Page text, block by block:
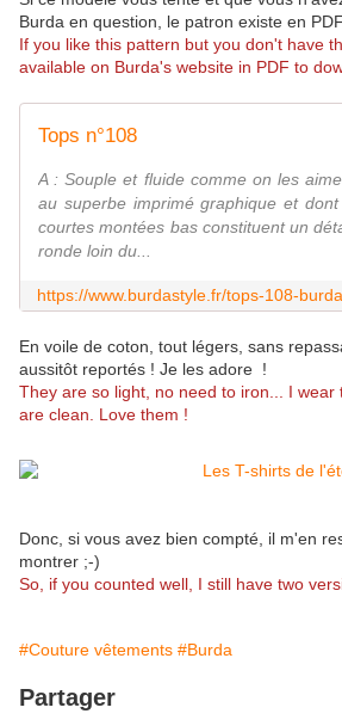
Burda en question, le patron existe en
If you like this pattern but you don't have
available on Burda's website in PDF to
Tops n°108
A : Souple et fluide comme on les
au superbe imprimé graphique et
courtes montées bas constituent un
ronde loin du...
https://www.burdastyle.fr/tops-108-
En voile de coton, tout légers, sans
aussitôt reportés ! Je les adore !
They are so light, no need to iron... I wear
are clean. Love them !
Donc, si vous avez bien compté, il m'en
montrer ;-)
So, if you counted well, I still have two
#Couture vêtements #Burda
Partager